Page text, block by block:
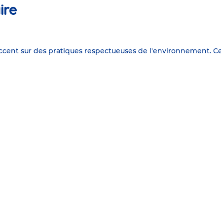
sur des pratiques respectueuses de l'environnement.